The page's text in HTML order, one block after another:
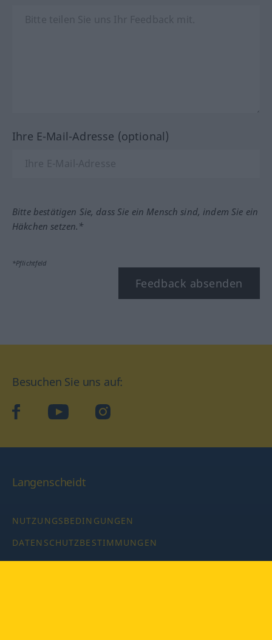
Ihre E-Mail-Adresse (optional)
Bitte bestätigen Sie, dass Sie ein Mensch sind, indem Sie ein
Häkchen setzen.*
*Pflichtfeld
Feedback absenden
Besuchen Sie uns auf:
facebookYouTube Instagram
Langenscheidt
NUTZUNGSBEDINGUNGEN
DATENSCHUTZBESTIMMUNGEN
IMPRESSUM